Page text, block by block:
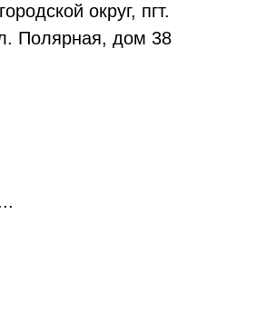
округ, пгт.
Полярная, дом 38